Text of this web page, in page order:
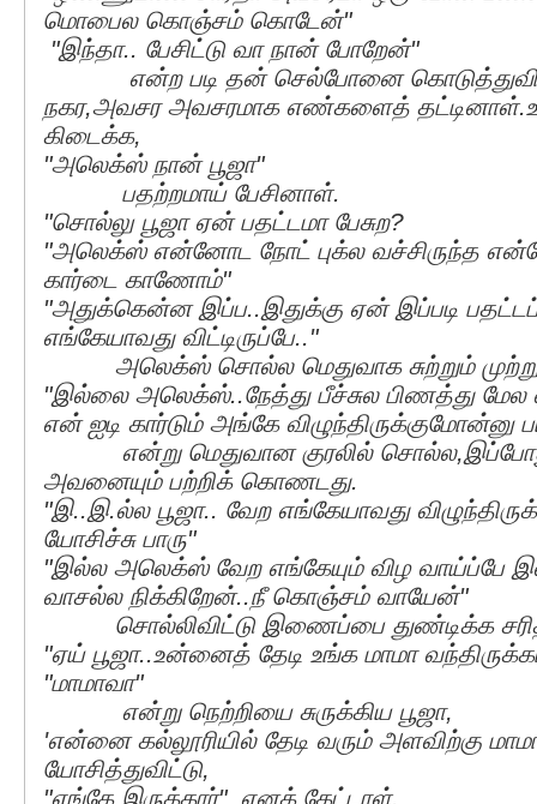
மொபைல கொஞ்சம் கொடேன்"
"இந்தா.. பேசிட்டு வா நான் போறேன்"
என்ற படி தன் செல்போனை
நகர,அவசர அவசரமாக எண்களைத்
கிடைக்க,
"அலெக்ஸ் நான் பூஜா"
பதற்றமாய் பேசினாள்.
"சொல்லு பூஜா ஏன் பதட்டமா பேசுற?
"அலெக்ஸ் என்னோட நோட் புக்ல வச்சிருந்த
கார்டை காணோம்"
"அதுக்கென்ன இப்ப..இதுக்கு ஏன் இப்படி
எங்கேயாவது விட்டிருப்பே.."
அலெக்ஸ் சொல்ல மெதுவாக சுற்றும்
"இல்லை அலெக்ஸ்..நேத்து பீச்சுல பிணத்து மேல
என் ஐடி கார்டும் அங்கே விழுந்திருக்குமோன்னு
என்று மெதுவான குரலில்
அவனையும் பற்றிக் கொணடது.
"இ..இ.ல்ல பூஜா.. வேற எங்கேயாவது
யோசிச்சு பாரு"
"இல்ல அலெக்ஸ் வேற எங்கேயும் விழ வாய்ப்பே
வாசல்ல நிக்கிறேன்..நீ கொஞ்சம் வாயேன்"
சொல்லிவிட்டு இணைப்பை துண்டிக்க
"ஏய் பூஜா..உன்னைத் தேடி உங்க மாமா
"மாமாவா"
என்று நெற்றியை சுருக்கிய பூஜா,
'என்னை கல்லூரியில் தேடி வரும் அளவிற்கு
யோசித்துவிட்டு,
"எங்கே இருக்கார்" எனக் கேட்டாள்.